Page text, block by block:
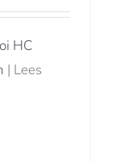
HC
| Lees